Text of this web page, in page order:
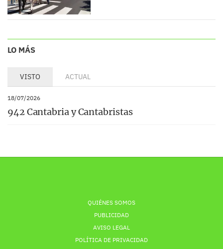
LO MÁS
VISTO ACTUAL
18/07/2026
942 Cantabria y Cantabristas
QUIÉNES SOMOS
PUBLICIDAD
AVISO LEGAL
POLÍTICA DE PRIVACIDAD